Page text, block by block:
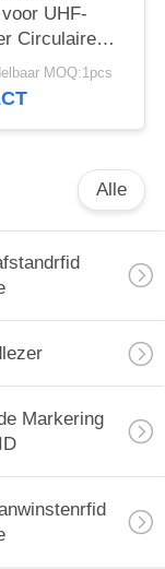
UHF-
Circulaire
UHF RFID-
3dBic
MOQ:1pcs
Alle
Markering